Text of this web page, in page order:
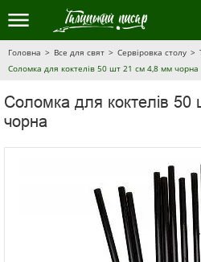
Головна Все для свят Сервіровка столу
Соломка для коктелів 50 шт 21 см 4,8 мм чорна
Соломка для коктелів
чорна